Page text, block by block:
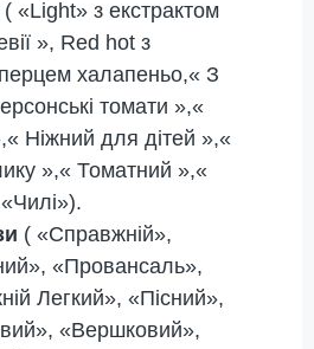
( «Light» з екстрактом
», Red hot з
халапеньо,« З
томати »,«
Ніжний для дітей »,«
»,« Томатний »,«
( «Справжній»,
«Провансаль»,
Легкий», «Пісний»,
«Вершковий»,